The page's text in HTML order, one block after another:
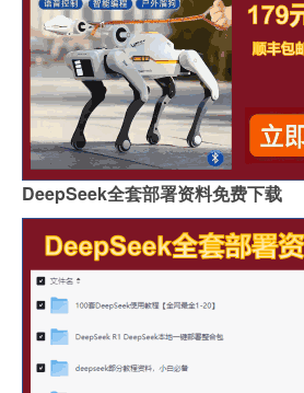
DeepSeek全套部署资料免费下载